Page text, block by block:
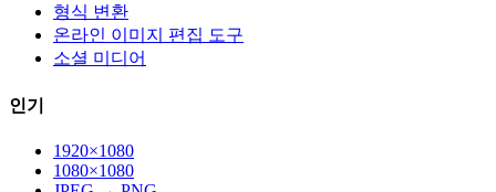
형식 변환
온라인 이미지 편집 도구
소셜 미디어
인기
1920×1080
1080×1080